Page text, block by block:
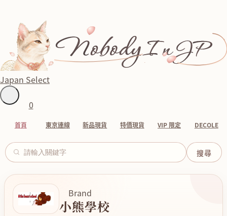
Japan Select
0
首頁 東京連線 新品現貨 特價現貨 VIP 限定 DECOLE
Brand
小熊學校